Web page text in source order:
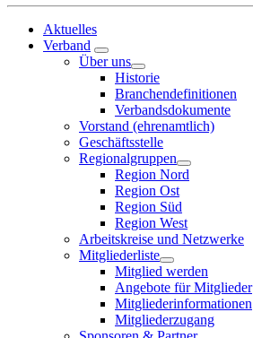
Aktuelles
Verband
Über uns
Historie
Branchendefinitionen
Verbandsdokumente
Vorstand (ehrenamtlich)
Geschäftsstelle
Regionalgruppen
Region Nord
Region Ost
Region Süd
Region West
Arbeitskreise und Netzwerke
Mitgliederliste
Mitglied werden
Angebote für Mitglieder
Mitgliederinformationen
Mitgliederzugang